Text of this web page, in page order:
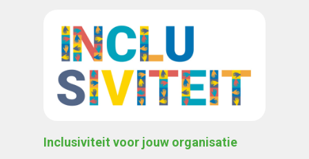
Inclusiviteit voor jouw organisatie